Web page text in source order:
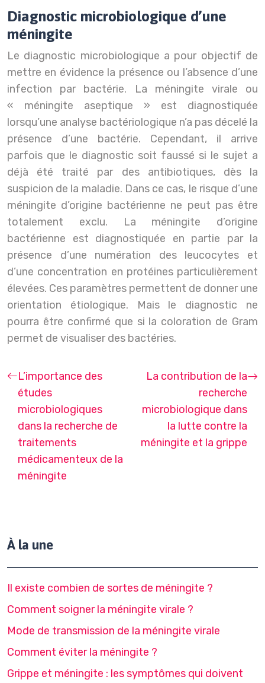
Diagnostic microbiologique d’une
méningite
Le diagnostic microbiologique a pour objectif de
mettre en évidence la présence ou l’absence d’une
infection par bactérie. La méningite virale ou
« méningite aseptique » est diagnostiquée
lorsqu’une analyse bactériologique n’a pas décelé la
présence d’une bactérie. Cependant, il arrive
parfois que le diagnostic soit faussé si le sujet a
déjà été traité par des antibiotiques, dès la
suspicion de la maladie. Dans ce cas, le risque d’une
méningite d’origine bactérienne ne peut pas être
totalement exclu. La méningite d’origine
bactérienne est diagnostiquée en partie par la
présence d’une numération des leucocytes et
d’une concentration en protéines particulièrement
élevées. Ces paramètres permettent de donner une
orientation étiologique. Mais le diagnostic ne
pourra être confirmé que si la coloration de Gram
permet de visualiser des bactéries.
L’importance des
études
microbiologiques
dans la recherche de
traitements
médicamenteux de la
méningite
La contribution de la
recherche
microbiologique dans
la lutte contre la
méningite et la grippe
À la une
Il existe combien de sortes de méningite ?
Comment soigner la méningite virale ?
Mode de transmission de la méningite virale
Comment éviter la méningite ?
Grippe et méningite : les symptômes qui doivent